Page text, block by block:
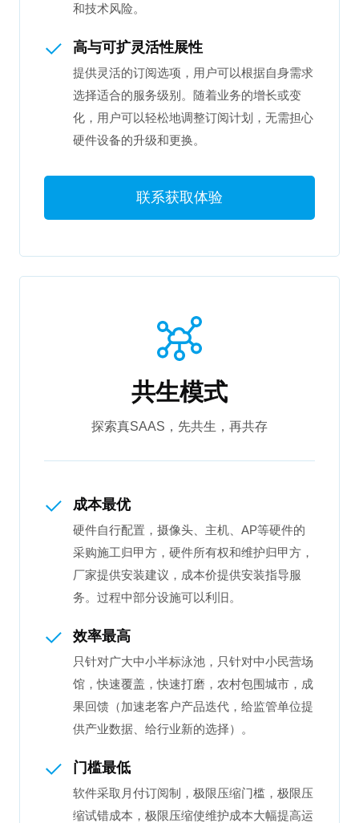
和技术风险。
高与可扩灵活性展性
提供灵活的订阅选项，用户可以根据自身需求
选择适合的服务级别。随着业务的增长或变
化，用户可以轻松地调整订阅计划，无需担心
硬件设备的升级和更换。
联系获取体验
共生模式
探索真SAAS，先共生，再共存
成本最优
硬件自行配置，摄像头、主机、AP等硬件的
采购施工归甲方，硬件所有权和维护归甲方，
厂家提供安装建议，成本价提供安装指导服
务。过程中部分设施可以利旧。
效率最高
只针对广大中小半标泳池，只针对中小民营场
馆，快速覆盖，快速打磨，农村包围城市，成
果回馈（加速老客户产品迭代，给监管单位提
供产业数据、给行业新的选择）。
门槛最低
软件采取月付订阅制，极限压缩门槛，极限压
缩试错成本，极限压缩使维护成本大幅提高运